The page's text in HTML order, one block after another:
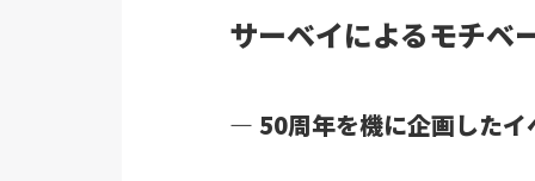
サーベイによるモチベ
― 50周年を機に企画したイ